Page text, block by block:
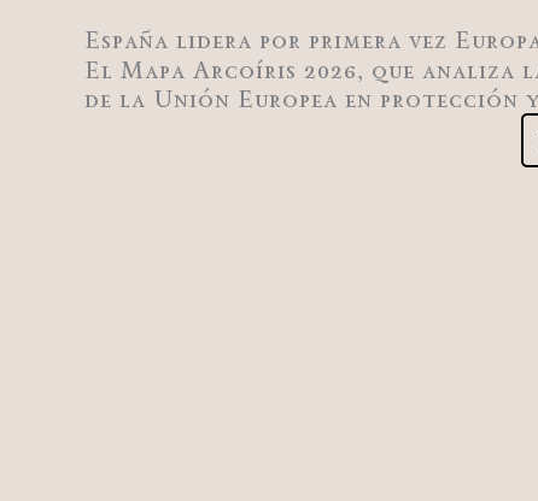
España lidera por primera vez
El Mapa Arcoíris 2026, que analiza
de la Unión Europea en